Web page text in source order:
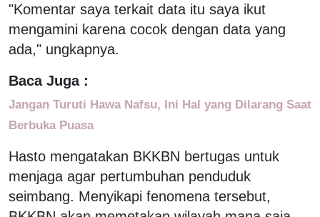
"Komentar saya terkait data itu saya ikut
mengamini karena cocok dengan data yang
ada," ungkapnya.
Baca Juga :
Jangan Turuti Hawa Nafsu, Ini Hal yang Dilarang Saat
Berbuka Puasa
Hasto mengatakan BKKBN bertugas untuk
menjaga agar pertumbuhan penduduk
seimbang. Menyikapi fenomena tersebut,